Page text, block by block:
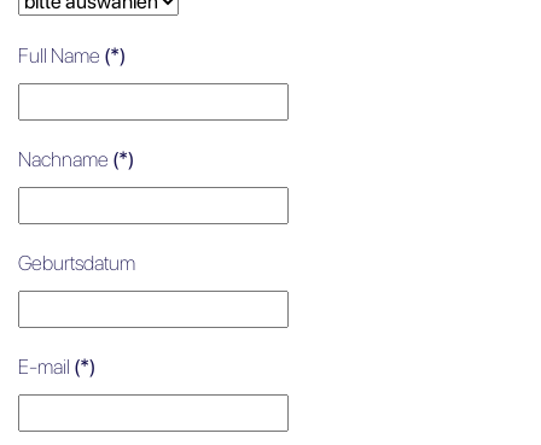
Full Name (*)
Nachname (*)
Geburtsdatum
E-mail (*)